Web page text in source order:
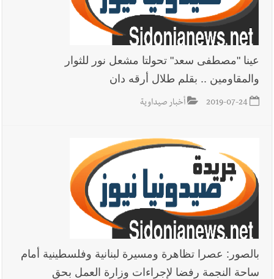
عينا "مصطفى سعد" تحولتا مشعل نور للثوار
والمقاومين .. بقلم طلال أرقه دان
2019-07-24 أخبار صيداوية
بالصور: عصرا تظاهرة ومسيرة لبنانية وفلسطينية أمام
ساحة النجمة رفضا لإجراءات وزارة العمل بحق